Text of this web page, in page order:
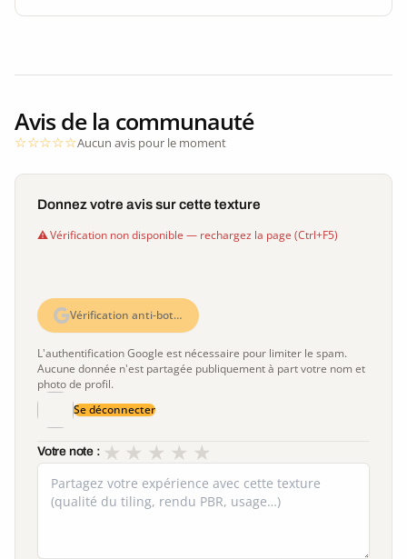
Avis de la communauté
Aucun avis pour le moment
Donnez votre avis sur cette texture
Vérification non disponible — rechargez la page (Ctrl+F5)
Vérification anti-bot…
L'authentification Google est nécessaire pour limiter le spam.
Aucune donnée n'est partagée publiquement à part votre nom et
photo de profil.
Se déconnecter
Votre note : ★
★
★
★
★